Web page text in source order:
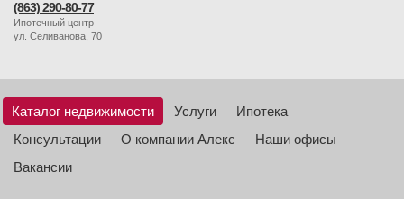
(863) 290-80-77
Ипотечный центр
ул. Селиванова, 70
Каталог недвижимости Услуги
Ипотека
Консультации
О компании Алекс
Наши офисы
Вакансии